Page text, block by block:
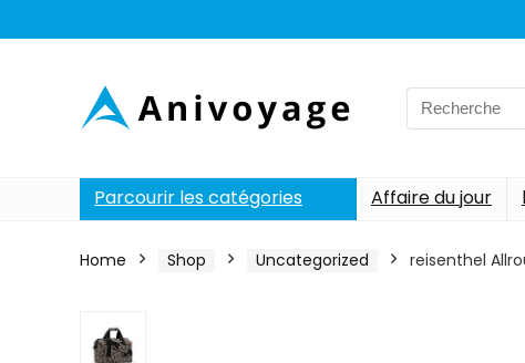
Search
for:
Parcourir les catégories Affaire du jour
Home Shop Uncategorized reisenthel